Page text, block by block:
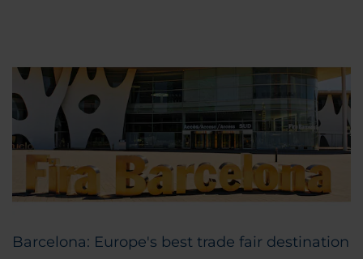
Barcelona: Europe's best trade fair destination